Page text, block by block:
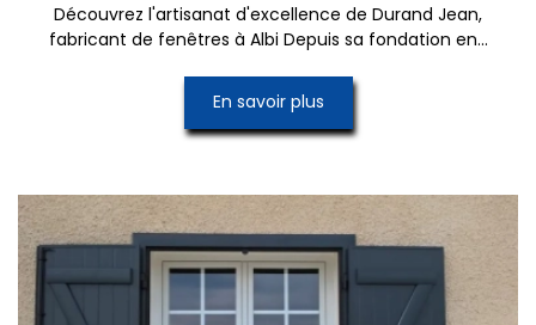
Découvrez l'artisanat d'excellence de Durand Jean,
fabricant de fenêtres à Albi Depuis sa fondation en...
En savoir plus